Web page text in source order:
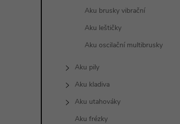
Aku brusky vibrační
Aku leštičky
Aku oscilační multibrusky
Aku pily
Aku kladiva
Aku utahováky
Aku frézky